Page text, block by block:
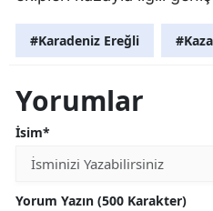
#Karadeniz Ereğli #Kaza
Yorumlar
İsim*
Yorum Yazın (500 Karakter)